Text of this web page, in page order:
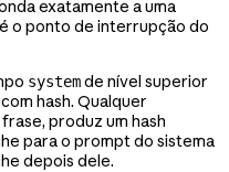
exatamente a uma
o ponto de interrupção do
systemde nível superior
hash. Qualquer
produz um hash
para o prompt do sistema
depois dele.